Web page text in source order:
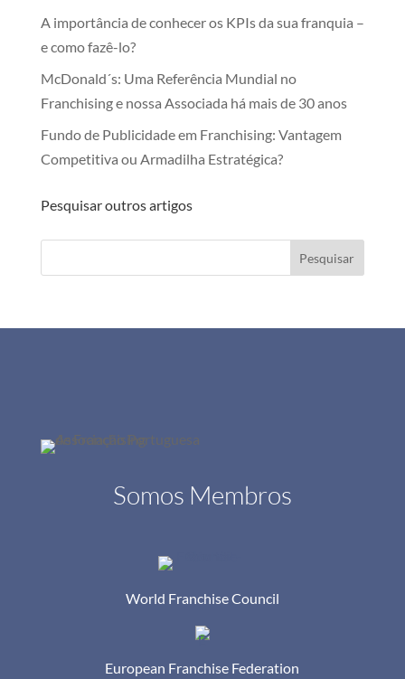
A importância de conhecer os KPIs da sua franquia –
e como fazê-lo?
McDonald´s: Uma Referência Mundial no
Franchising e nossa Associada há mais de 30 anos
Fundo de Publicidade em Franchising: Vantagem
Competitiva ou Armadilha Estratégica?
Pesquisar outros artigos
Pesquisar
Somos Membros
World Franchise Council
European Franchise Federation